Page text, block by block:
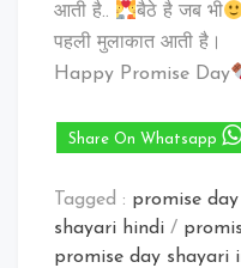
आती है..
बैठे है जब भी
पहली मुलाकात आती है।
Happy Promise Day
Share On Whatsapp
Tagged : promise
shayari hindi /
promise day shayari